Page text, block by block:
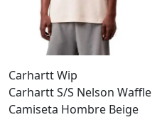
Carhartt Wip
Carhartt S/S Nelson Waffle
Camiseta Hombre Beige